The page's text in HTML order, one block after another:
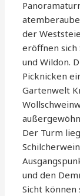
der
eröffnen sich
und Wildon.
Picknicken
Gartenwelt
Der Turm
und den
Sicht